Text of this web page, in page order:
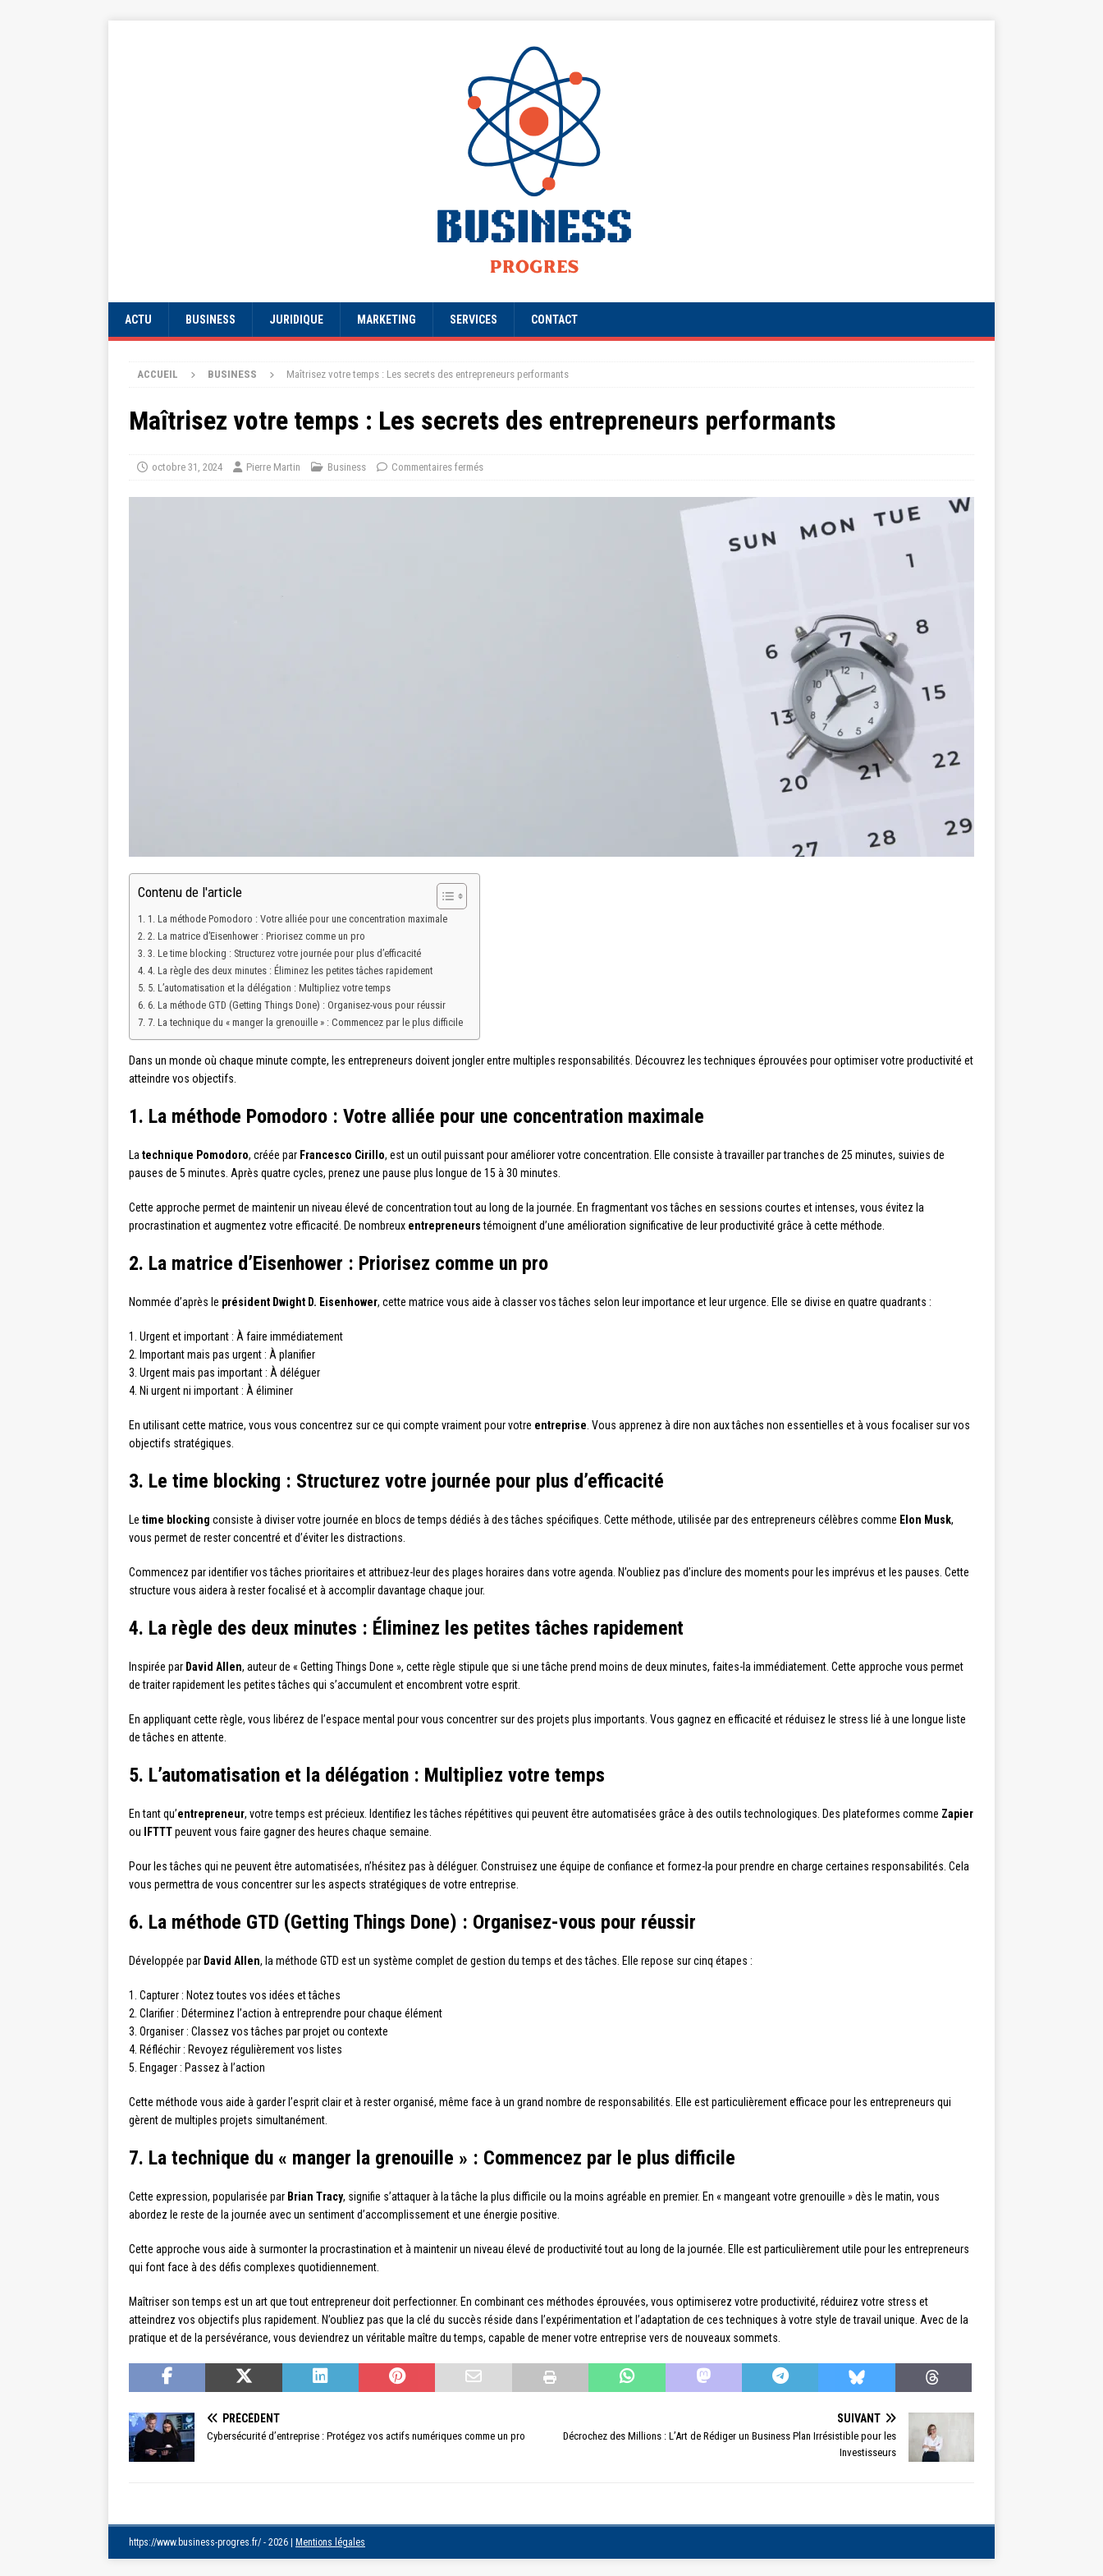
ACTU BUSINESS JURIDIQUE MARKETING SERVICES CONTACT
ACCUEIL BUSINESS Maîtrisez votre temps : Les secrets des entrepreneurs performants
Maîtrisez votre temps : Les secrets des entrepreneurs performants
octobre 31, 2024 Pierre Martin Business Commentaires fermés
Contenu de l'article
1. La méthode Pomodoro : Votre alliée pour une concentration maximale
2. La matrice d’Eisenhower : Priorisez comme un pro
3. Le time blocking : Structurez votre journée pour plus d’efficacité
4. La règle des deux minutes : Éliminez les petites tâches rapidement
5. L’automatisation et la délégation : Multipliez votre temps
6. La méthode GTD (Getting Things Done) : Organisez-vous pour réussir
7. La technique du « manger la grenouille » : Commencez par le plus difficile
Dans un monde où chaque minute compte, les entrepreneurs doivent jongler entre multiples responsabilités. Découvrez les techniques éprouvées pour optimiser votre productivité et
atteindre vos objectifs.
1. La méthode Pomodoro : Votre alliée pour une concentration maximale
La technique Pomodoro, créée par Francesco Cirillo, est un outil puissant pour améliorer votre concentration. Elle consiste à travailler par tranches de 25 minutes, suivies de
pauses de 5 minutes. Après quatre cycles, prenez une pause plus longue de 15 à 30 minutes.
Cette approche permet de maintenir un niveau élevé de concentration tout au long de la journée. En fragmentant vos tâches en sessions courtes et intenses, vous évitez la
procrastination et augmentez votre efficacité. De nombreux entrepreneurstémoignent d’une amélioration significative de leur productivité grâce à cette méthode.
2. La matrice d’Eisenhower : Priorisez comme un pro
Nommée d’après le président Dwight D. Eisenhower, cette matrice vous aide à classer vos tâches selon leur importance et leur urgence. Elle se divise en quatre quadrants :
1. Urgent et important : À faire immédiatement
2. Important mais pas urgent : À planifier
3. Urgent mais pas important : À déléguer
4. Ni urgent ni important : À éliminer
En utilisant cette matrice, vous vous concentrez sur ce qui compte vraiment pour votre entreprise . Vous apprenez à dire non aux tâches non essentielles et à vous focaliser sur vos
objectifs stratégiques.
3. Le time blocking : Structurez votre journée pour plus d’efficacité
Le time blocking consiste à diviser votre journée en blocs de temps dédiés à des tâches spécifiques. Cette méthode, utilisée par des entrepreneurs célèbres comme Elon Musk,
vous permet de rester concentré et d’éviter les distractions.
Commencez par identifier vos tâches prioritaires et attribuez-leur des plages horaires dans votre agenda. N’oubliez pas d’inclure des moments pour les imprévus et les pauses. Cette
structure vous aidera à rester focalisé et à accomplir davantage chaque jour.
4. La règle des deux minutes : Éliminez les petites tâches rapidement
Inspirée par David Allen, auteur de « Getting Things Done », cette règle stipule que si une tâche prend moins de deux minutes, faites-la immédiatement. Cette approche vous permet
de traiter rapidement les petites tâches qui s’accumulent et encombrent votre esprit.
En appliquant cette règle, vous libérez de l’espace mental pour vous concentrer sur des projets plus importants. Vous gagnez en efficacité et réduisez le stress lié à une longue liste
de tâches en attente.
5. L’automatisation et la délégation : Multipliez votre temps
En tant qu’entrepreneur, votre temps est précieux. Identifiez les tâches répétitives qui peuvent être automatisées grâce à des outils technologiques. Des plateformes comme Zapier
ou
IFTTTpeuvent vous faire gagner des heures chaque semaine.
Pour les tâches qui ne peuvent être automatisées, n’hésitez pas à déléguer. Construisez une équipe de confiance et formez-la pour prendre en charge certaines responsabilités. Cela
vous permettra de vous concentrer sur les aspects stratégiques de votre entreprise.
6. La méthode GTD (Getting Things Done) : Organisez-vous pour réussir
Développée par David Allen, la méthode GTD est un système complet de gestion du temps et des tâches. Elle repose sur cinq étapes :
1. Capturer : Notez toutes vos idées et tâches
2. Clarifier : Déterminez l’action à entreprendre pour chaque élément
3. Organiser : Classez vos tâches par projet ou contexte
4. Réfléchir : Revoyez régulièrement vos listes
5. Engager : Passez à l’action
Cette méthode vous aide à garder l’esprit clair et à rester organisé, même face à un grand nombre de responsabilités. Elle est particulièrement efficace pour les entrepreneurs qui
gèrent de multiples projets simultanément.
7. La technique du « manger la grenouille » : Commencez par le plus difficile
Cette expression, popularisée par Brian Tracy, signifie s’attaquer à la tâche la plus difficile ou la moins agréable en premier. En « mangeant votre grenouille » dès le matin, vous
abordez le reste de la journée avec un sentiment d’accomplissement et une énergie positive.
Cette approche vous aide à surmonter la procrastination et à maintenir un niveau élevé de productivité tout au long de la journée. Elle est particulièrement utile pour les entrepreneurs
qui font face à des défis complexes quotidiennement.
Maîtriser son temps est un art que tout entrepreneur doit perfectionner. En combinant ces méthodes éprouvées, vous optimiserez votre productivité, réduirez votre stress et
atteindrez vos objectifs plus rapidement. N’oubliez pas que la clé du succès réside dans l’expérimentation et l’adaptation de ces techniques à votre style de travail unique. Avec de la
pratique et de la persévérance, vous deviendrez un véritable maître du temps, capable de mener votre entreprise vers de nouveaux sommets.
PRÉCÉDENT
Cybersécurité d’entreprise : Protégez vos actifs numériques comme un pro
SUIVANT
Décrochez des Millions : L’Art de Rédiger un Business Plan Irrésistible pour les
Investisseurs
https://www.business-progres.fr/ - 2026 Mentions légales